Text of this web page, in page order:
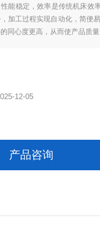
能稳定，效率是传统机床效
加工过程实现自动化，简便
同心度更高，从而使产品质量
12-05
产品咨询